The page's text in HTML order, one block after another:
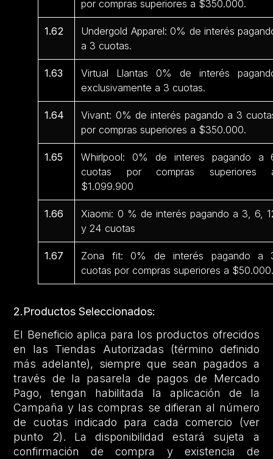
por compras superiores a $350.000.
1.62
Undergold Apparel: 0% de interés
a 3 cuotas.
1.63
Virtual Llantas 0% de interés
exclusivamente a 3 cuotas.
1.64
Vivant: 0% de interés pagando a 3
por compras superiores a $350.000.
1.65
Whirlpool: 0% de interes pagando a
cuotas por compras superiores
$1.099.900
1.66
Xiaomi: 0 % de interés pagando a 3, 6,
y 24 cuotas
1.67
Zona fit: 0% de interés pagando a
cuotas por compras superiores a
2.Productos Seleccionados:
El Beneficio aplica para los productos ofrecidos
en las Tiendas Autorizadas (término definido
más adelante), siempre que sean pagados a
través de la pasarela de pagos de Mercado
Pago, tengan habilitada la aplicación de la
Campaña y las compras se difieran al número
de cuotas indicado para cada comercio (ver
punto 2). La disponibilidad estará sujeta a
confirmación de compra y existencia de